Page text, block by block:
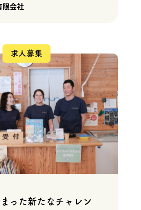
限会社
求人募集
った新たなチャレン